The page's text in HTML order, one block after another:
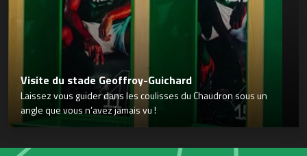
Visite du stade Geoffroy-Guichard
Laissez vous guider dans les coulisses du Chaudron sous un
angle que vous n’avez jamais vu !